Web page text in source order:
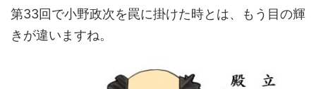
第33回で小野政次を罠に掛けた時とは、もう目の輝
きが違いますね。